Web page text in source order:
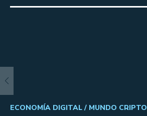
ECONOMÍA DIGITAL / MUNDO CRIPTO